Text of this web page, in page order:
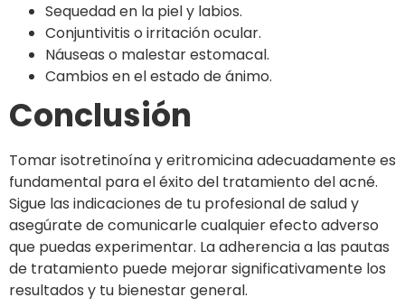
Sequedad en la piel y labios.
Conjuntivitis o irritación ocular.
Náuseas o malestar estomacal.
Cambios en el estado de ánimo.
Conclusión
Tomar isotretinoína y eritromicina adecuadamente es
fundamental para el éxito del tratamiento del acné.
Sigue las indicaciones de tu profesional de salud y
asegúrate de comunicarle cualquier efecto adverso
que puedas experimentar. La adherencia a las pautas
de tratamiento puede mejorar significativamente los
resultados y tu bienestar general.